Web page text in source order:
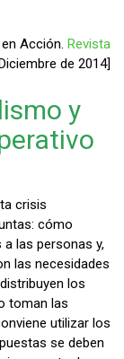
Acción. Revista
de 2014]
y
crisis
cómo
las personas y,
las necesidades
los
toman las
utilizar los
se deben